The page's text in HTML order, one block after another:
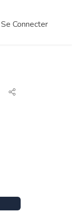
Se Connecter